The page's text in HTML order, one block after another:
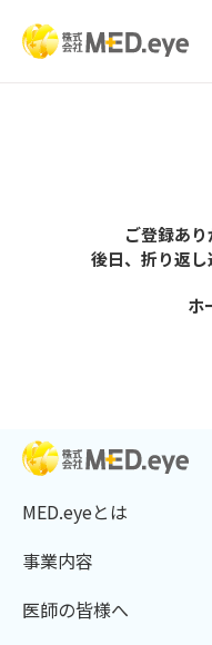
ご登録あり
後日、折り返し
ホ
MED.eyeとは
事業内容
医師の皆様へ